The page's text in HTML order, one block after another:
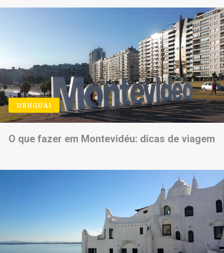
URUGUAI
O que fazer em Montevidéu: dicas de viagem